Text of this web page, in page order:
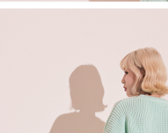
pautan berikut: https://oppay.tw/userRule